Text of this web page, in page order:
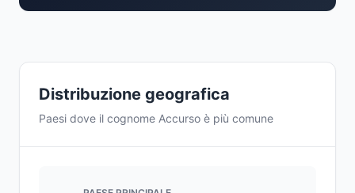
Distribuzione geografica
Paesi dove il cognome Accurso è più comune